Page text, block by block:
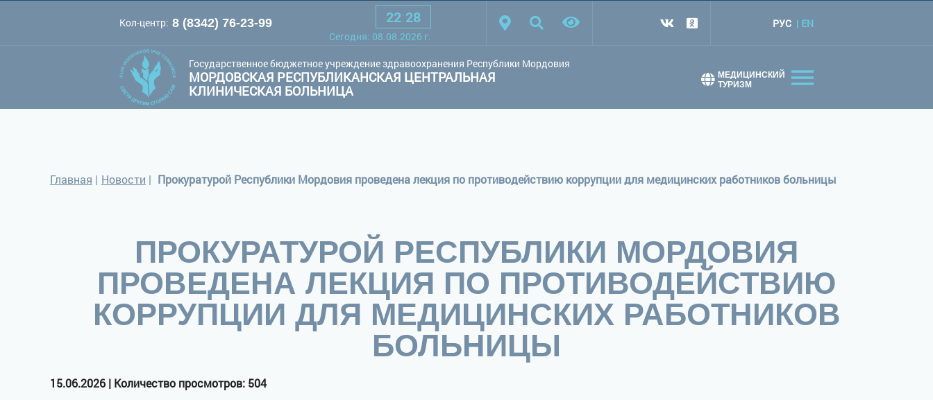
Шрифт: A A A Белая схема Черная схема Обычный сайт
Кол-центр: 8 (8342) 76-23-99 22 28
Cегодня: 08.08.2026 г.
РУС EN
Государственное бюджетное учреждение здравоохранения Республики Мордовия
МОРДОВСКАЯ РЕСПУБЛИКАНСКАЯ ЦЕНТРАЛЬНАЯ
КЛИНИЧЕСКАЯ БОЛЬНИЦА
МЕДИЦИНСКИЙ
ТУРИЗМ
Главная | Новости | Прокуратурой Республики Мордовия проведена лекция по противодействию коррупции для медицинских работников больницы
ПРОКУРАТУРОЙ РЕСПУБЛИКИ МОРДОВИЯ
ПРОВЕДЕНА ЛЕКЦИЯ ПО ПРОТИВОДЕЙСТВИЮ
КОРРУПЦИИ ДЛЯ МЕДИЦИНСКИХ РАБОТНИКОВ
БОЛЬНИЦЫ
15.06.2026 | Количество просмотров: 504